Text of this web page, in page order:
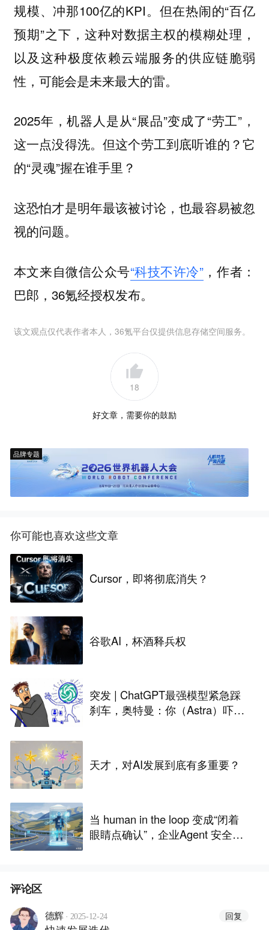
规模、冲那100亿的KPI。但在热闹的“百亿
预期”之下，这种对数据主权的模糊处理 ，
以及这种极度依赖云端服务的供应链脆弱
性 ，可能会是未来最大的雷。
2025年，机器人是从“展品”变成了“劳工”，
这一点没得洗。但这个劳工到底听谁的？它
的“灵魂”握在谁手里？
这恐怕才是明年最该被讨论，也最容易被忽
视的问题。
本文来自微信公众号“科技不许冷”，作者：
巴郎，36氪经授权发布。
该文观点仅代表作者本人，36氪平台仅提供信息存储空间服务。
18
好文章，需要你的鼓励
品牌专题
你可能也喜欢这些文章
Cursor，即将彻底消失？
谷歌AI，杯酒释兵权
突发 | ChatGPT最强模型紧急踩
刹车，奥特曼：你（Astra）吓到
天才，对AI发展到底有多重要？
当 human in the loop 变成“闭着
眼睛点确认”，企业Agent 安全还
评论区
德辉 · 2025-12-24 回复